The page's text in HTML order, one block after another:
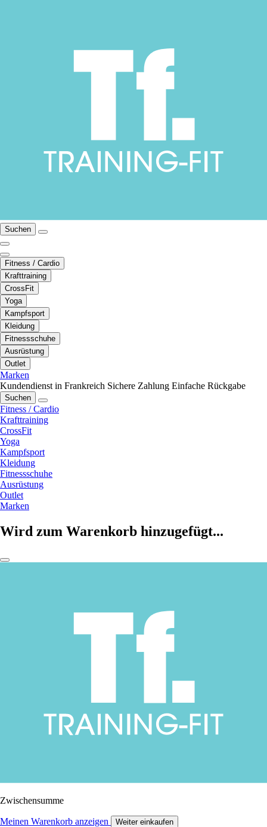
Suchen
Fitness / Cardio
Krafttraining
CrossFit
Yoga
Kampfsport
Kleidung
Fitnessschuhe
Ausrüstung
Outlet
Marken
Kundendienst in Frankreich Sichere Zahlung Einfache Rückgabe
Suchen
Fitness / Cardio
Krafttraining
CrossFit
Yoga
Kampfsport
Kleidung
Fitnessschuhe
Ausrüstung
Outlet
Marken
Wird zum Warenkorb hinzugefügt...
Zwischensumme
Meinen Warenkorb anzeigen Weiter einkaufen